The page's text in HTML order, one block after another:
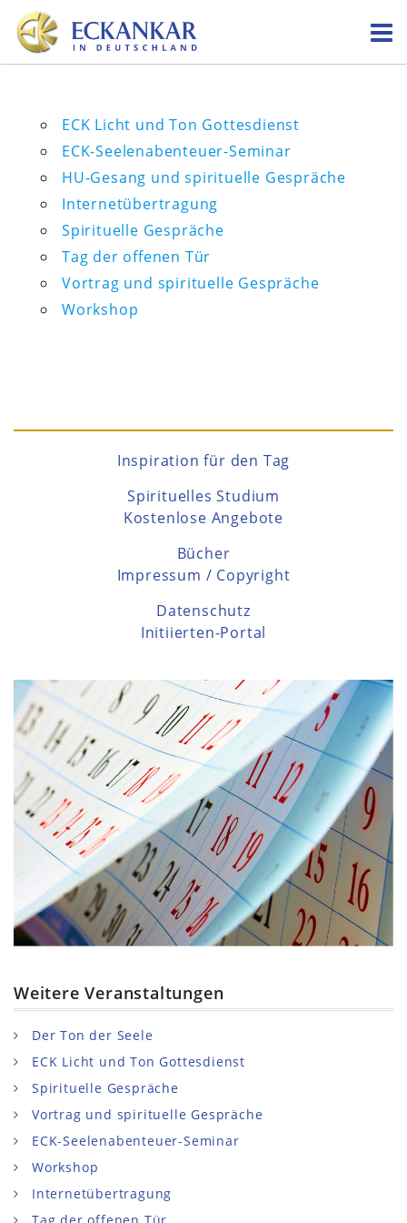
Skip
content
ECK Licht und Ton Gottesdienst
ECK-Seelenabenteuer-Seminar
HU-Gesang und spirituelle Gespräche
Internetübertragung
Spirituelle Gespräche
Tag der offenen Tür
Vortrag und spirituelle Gespräche
Workshop
Inspiration für den Tag
Spirituelles Studium
Kostenlose Angebote
Bücher
Impressum / Copyright
Datenschutz
Initiierten-Portal
Weitere Veranstaltungen
Der Ton der Seele
ECK Licht und Ton Gottesdienst
Spirituelle Gespräche
Vortrag und spirituelle Gespräche
ECK-Seelenabenteuer-Seminar
Workshop
Internetübertragung